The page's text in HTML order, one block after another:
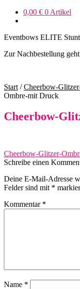
0,00 € 0 Artikel
Eventbows ELITE
Zur Nachbestellung
Start /Cheerbow-
Ombre-mit Druck
Cheerbow-
Vorheriger
Beitrag:
Cheerbow-Glitzer-
Schreibe einen
Deine E-Mail-Adresse
Felder sind mit *
Kommentar *
Name *